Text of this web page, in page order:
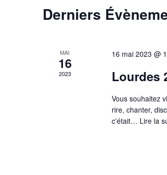
Derniers
MAI
16
2023
16 mai 2023 @
Lourdes
Vous souhaitez
rire, chanter,
c'était… Lire la